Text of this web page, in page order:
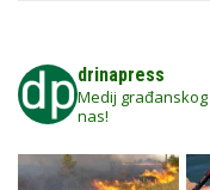
drinapress
Medij
nas!